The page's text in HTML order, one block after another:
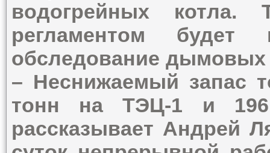
водогрейных
регламентом будет
обследование дымовых
– Неснижаемый запас
тонн на ТЭЦ-1 и
рассказывает Андрей